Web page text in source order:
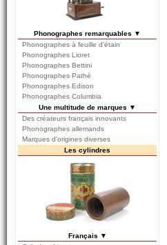
Phonographes remarquables ▼
Phonographes à feuille d'étain
Phonographes Lioret
Phonographes Bettini
Phonographes Pathé
Phonographes Edison
Phonographes Columbia
Une multitude de marques ▼
Des créateurs français innovants
Phonographes allemands
Marques d'origines diverses
Les cylindres
Français ▼